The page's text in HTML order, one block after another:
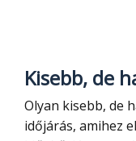
Kisebb, de
Olyan kisebb, de hasznos extrákat is ad, mint az
időjárás, amihez